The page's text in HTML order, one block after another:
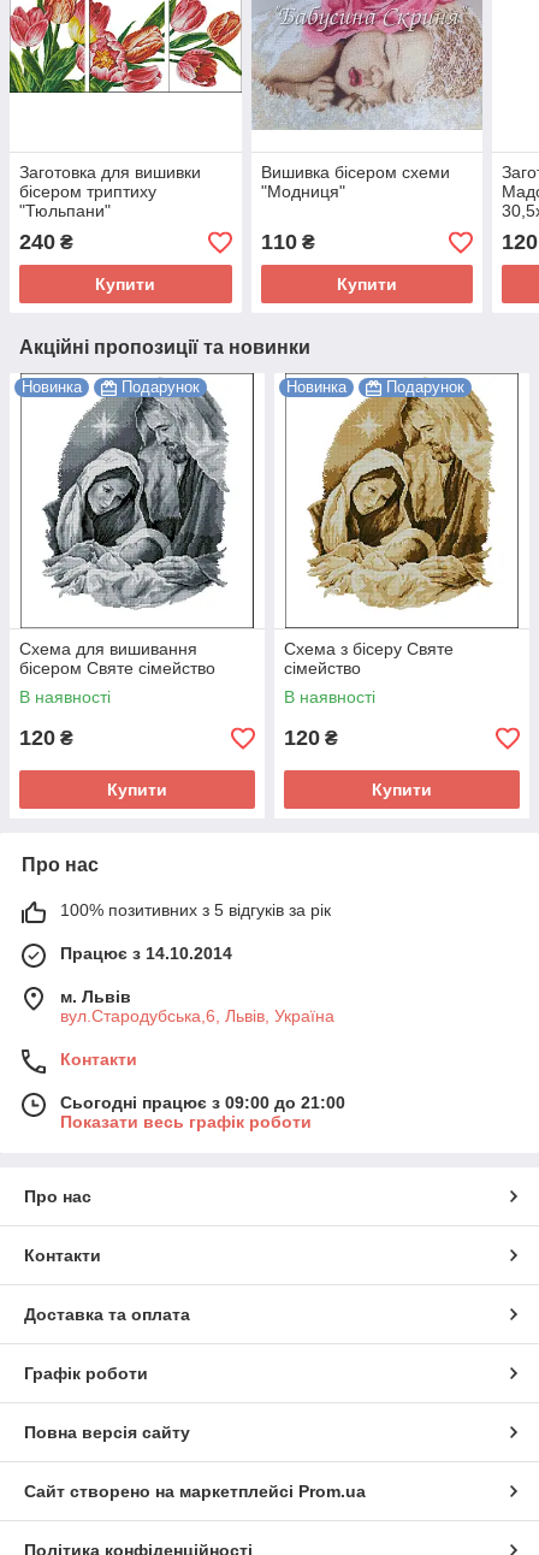
Заготовка для вишивки
бісером триптиху
"Тюльпани"
240 ₴
Купити
Вишивка бісером схеми
"Модниця"
110₴
Купити
120
Акційні пропозиції та новинки
Новинка Подарунок
Схема для вишивання
бісером Святе сімейство
В наявності
120 ₴
Купити
Новинка Подарунок
Схема з бісеру Святе
сімейство
В наявності
120 ₴
Купити
Про нас
100% позитивних з 5 відгуків за рік
Працює з 14.10.2014
м. Львів
вул.Стародубська,6, Львів, Україна
Контакти
Сьогодні працює з 09:00 до 21:00
Показати весь графік роботи
Про нас
Контакти
Доставка та оплата
Графік роботи
Повна версія сайту
Сайт створено на маркетплейсі Prom.ua
Політика конфіденційності